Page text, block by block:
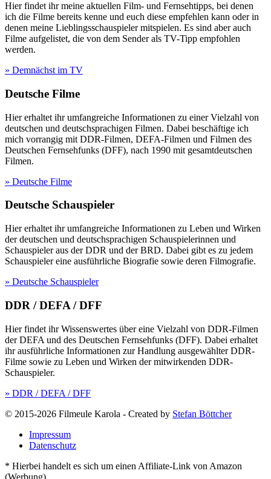
Hier findet ihr meine aktuellen Film- und Fernsehtipps, bei denen
ich die Filme bereits kenne und euch diese empfehlen kann oder in
denen meine Lieblingsschauspieler mitspielen. Es sind aber auch
Filme aufgelistet, die von dem Sender als TV-Tipp empfohlen
werden.
» Demnächst im TV
Deutsche Filme
Hier erhaltet ihr umfangreiche Informationen zu einer Vielzahl von
deutschen und deutschsprachigen Filmen. Dabei beschäftige ich
mich vorrangig mit DDR-Filmen, DEFA-Filmen und Filmen des
Deutschen Fernsehfunks (DFF), nach 1990 mit gesamtdeutschen
Filmen.
» Deutsche Filme
Deutsche Schauspieler
Hier erhaltet ihr umfangreiche Informationen zu Leben und Wirken
der deutschen und deutschsprachigen Schauspielerinnen und
Schauspieler aus der DDR und der BRD. Dabei gibt es zu jedem
Schauspieler eine ausführliche Biografie sowie deren Filmografie.
» Deutsche Schauspieler
DDR / DEFA / DFF
Hier findet ihr Wissenswertes über eine Vielzahl von DDR-Filmen
der DEFA und des Deutschen Fernsehfunks (DFF). Dabei erhaltet
ihr ausführliche Informationen zur Handlung ausgewählter DDR-
Filme sowie zu Leben und Wirken der mitwirkenden DDR-
Schauspieler.
» DDR / DEFA / DFF
© 2015-2026 Filmeule Karola - Created by Stefan Böttcher
Impressum
Datenschutz
* Hierbei handelt es sich um einen Affiliate-Link von Amazon
(Werbung).